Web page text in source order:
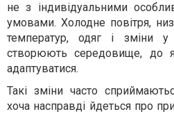
не з індивідуальними
умовами. Холодне повітря,
температур, одяг і зміни у
створюють середовище, до
адаптуватися.
Такі зміни часто
хоча насправді йдеться про